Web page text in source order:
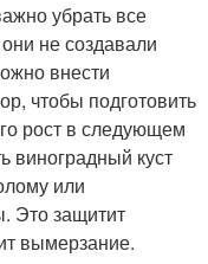
убрать все
не создавали
внести
чтобы подготовить
рост в следующем
виноградный куст
или
Это защитит
вымерзание.